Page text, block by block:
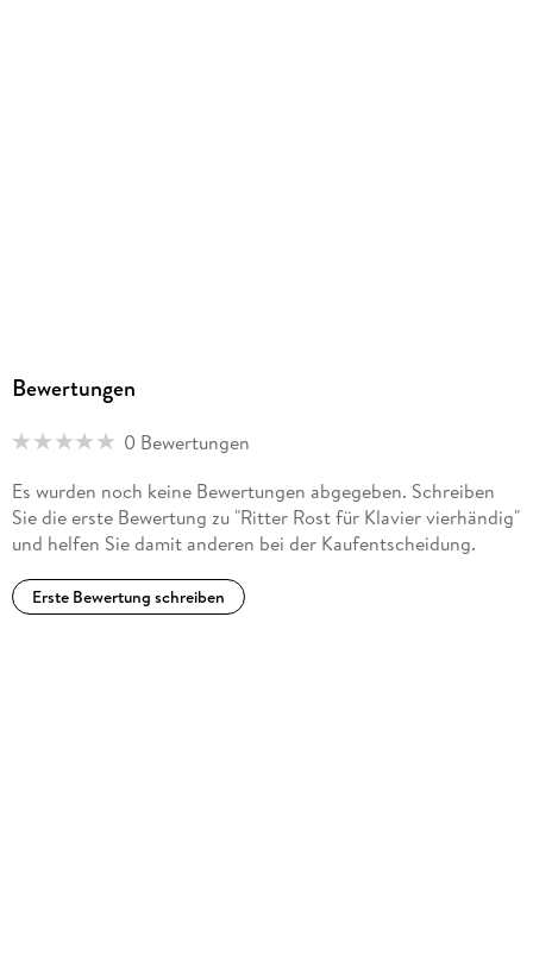
Bewertungen
0 Bewertungen
Es wurden noch keine Bewertungen abgegeben. Schreiben
Sie die erste Bewertung zu "Ritter Rost für Klavier vierhändig"
und helfen Sie damit anderen bei der Kaufentscheidung.
Erste Bewertung schreiben